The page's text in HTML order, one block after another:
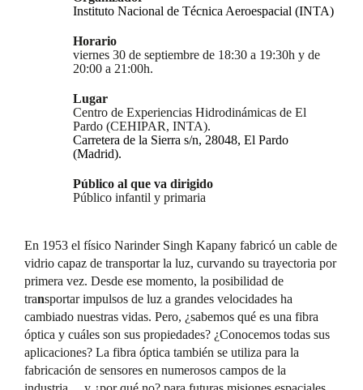
Instituto Nacional de Técnica Aeroespacial (INTA)
Horario
viernes 30 de septiembre de 18:30 a 19:30h y de
20:00 a 21:00h.
Lugar
Centro de Experiencias Hidrodinámicas de El
Pardo (CEHIPAR, INTA).
Carretera de la Sierra s/n, 28048, El Pardo
(Madrid).
Público al que va dirigido
Público infantil y primaria
En 1953 el físico Narinder Singh Kapany fabricó un cable de
vidrio capaz de transportar la luz, curvando su trayectoria por
primera vez. Desde ese momento, la posibilidad de
transportar impulsos de luz a grandes velocidades ha
cambiado nuestras vidas. Pero, ¿sabemos qué es una fibra
óptica y cuáles son sus propiedades? ¿Conocemos todas sus
aplicaciones? La fibra óptica también se utiliza para la
fabricación de sensores en numerosos campos de la